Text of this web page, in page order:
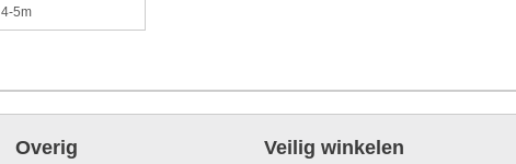
4-5m
Overig Veilig winkelen